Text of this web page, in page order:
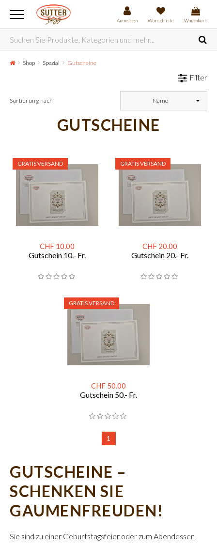
Anmelden Wunschliste Warenkorb
Shop Spezial Gutscheine
Filter
Sortierung nach Name
GUTSCHEINE
CHF 10.00
Gutschein 10.- Fr.
GRATIS VERSAND
CHF 20.00
Gutschein 20.- Fr.
GRATIS VERSAND
CHF 50.00
Gutschein 50.- Fr.
GRATIS VERSAND
1
GUTSCHEINE –
SCHENKEN SIE
GAUMENFREUDEN!
Sie sind zu einer Geburtstagsfeier oder zum Abendessen